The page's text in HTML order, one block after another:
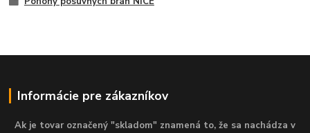
Informácie pre zákazníkov
Ak je tovar označený "skladom" znamená to, že sa nachádza v